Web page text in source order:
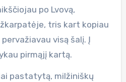
po Lvovą,
tris kart kopiau
visą šalį. Į
pirmąjį kartą.
pastatytą, milžiniškų